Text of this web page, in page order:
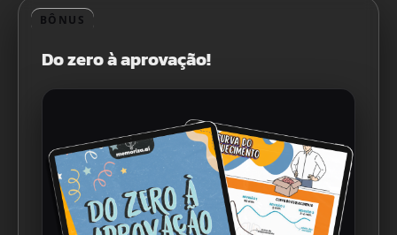
BÔNUS
Do zero à aprovação!